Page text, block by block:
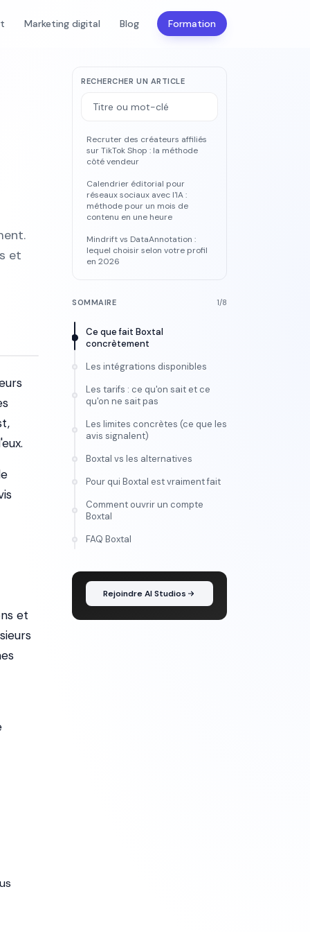
Marketing digital Blog Formation
et
et
RECHERCHER UN ARTICLE
Recruter des créateurs affiliés
sur TikTok Shop : la méthode
côté vendeur
Calendrier éditorial pour
réseaux sociaux avec l'IA :
méthode pour un mois de
contenu en une heure
Mindrift vs DataAnnotation :
lequel choisir selon votre profil
en 2026
SOMMAIRE 1/8
Ce que fait Boxtal
concrètement
Les intégrations disponibles
Les tarifs : ce qu'on sait et ce
qu'on ne sait pas
Les limites concrètes (ce que les
avis signalent)
Boxtal vs les alternatives
Pour qui Boxtal est vraiment fait
Comment ouvrir un compte
Boxtal
FAQ Boxtal
Rejoindre AI Studios